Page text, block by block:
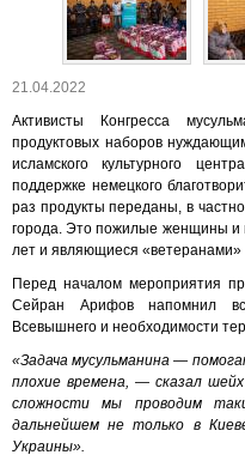
21.04.2022
Активисты Конгресса
продуктовых наборов
исламского культурного
поддержке немецкого
раз продукты переданы, в
города. Это пожилые женщины и
лет и являющиеся «ветеранами»
Перед началом мероприятия
Сейран Арифов напомнил
Всевышнего и необходимости
«Задача мусульманина —
плохие времена, — сказал
сложности мы проводим
дальнейшем не только в
Украины».